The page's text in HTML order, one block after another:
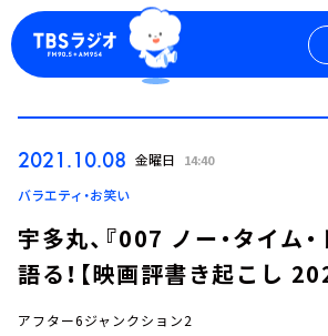
ログイン
2021.10.08 金曜日 14:40
バラエティ・お笑い
宇多丸、『007 ノー・タイム・
語る！【映画評書き起こし
アフター6ジャンクション2